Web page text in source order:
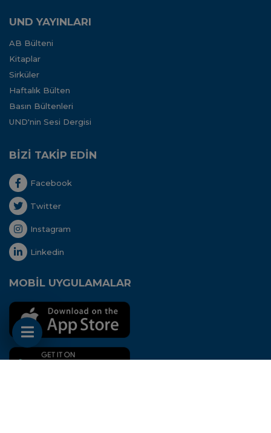
UND YAYINLARI
AB Bülteni
Kitaplar
Sirküler
Haftalık Bülten
Basın Bültenleri
UND'nin Sesi Dergisi
BİZİ TAKİP EDİN
Facebook
Twitter
Instagram
Linkedin
MOBİL UYGULAMALAR